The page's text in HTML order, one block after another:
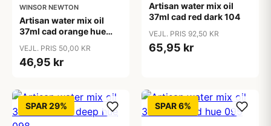
WINSOR NEWTON
Artisan water mix oil
37ml cad orange hue
VEJL. PRIS 50,00 KR
46,95 kr
Artisan water mix oil
37ml cad red dark 104
VEJL. PRIS 92,50 KR
65,95 kr
SPAR 29% SPAR 6%